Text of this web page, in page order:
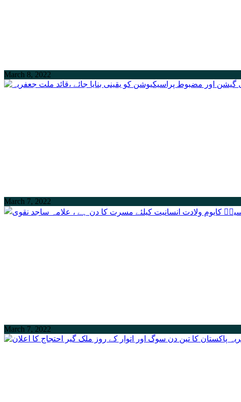
March 8, 2022
March 7, 2022
March 7, 2022